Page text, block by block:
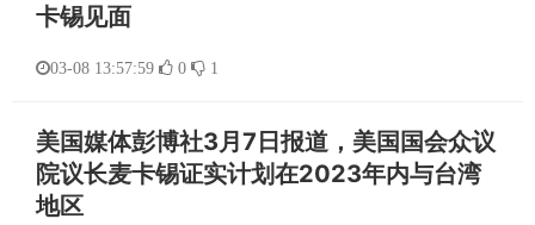
卡锡见面
03-08 13:57:59 0 1
美国媒体彭博社3月7日报道，美国国会众议
院议长麦卡锡证实计划在2023年内与台湾
地区